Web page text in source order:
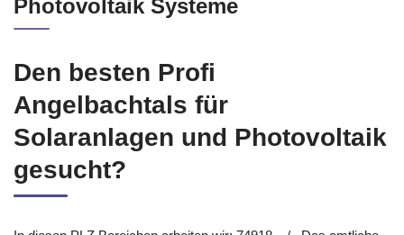
Photovoltaik Systeme
Den besten Profi
Angelbachtals für
Solaranlagen und Photovoltaik
gesucht?